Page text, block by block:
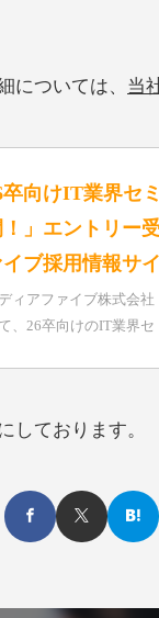
については、 当
卒向けIT業界セ
！」エントリー
イブ採用情報サ
ィアファイブ株式会
、26卒向けのIT業界セ
しております。